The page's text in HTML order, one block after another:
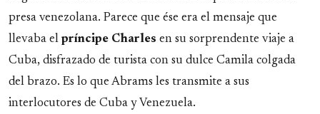
presa venezolana. Parece que ése era el mensaje que
llevaba el príncipe Charles en su sorprendente viaje a
Cuba, disfrazado de turista con su dulce Camila colgada
del brazo. Es lo que Abrams les transmite a sus
interlocutores de Cuba y Venezuela.